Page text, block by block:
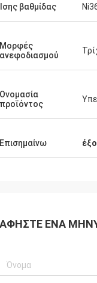
Weree του
επιχειρησιακή σχέση
συνεργάτης για το
νικελίου!
Ίσης βαθμίδας
Μορφές
ανεφοδιασμού
Ονομασία
προϊόντος
Επισημαίνω
ΑΦΉΣΤΕ ΈΝΑ